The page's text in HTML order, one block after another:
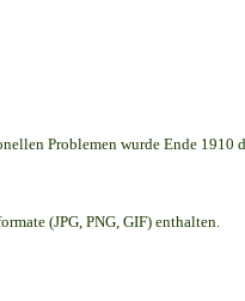
Problemen wurde Ende
(JPG, PNG, GIF) enthalten.